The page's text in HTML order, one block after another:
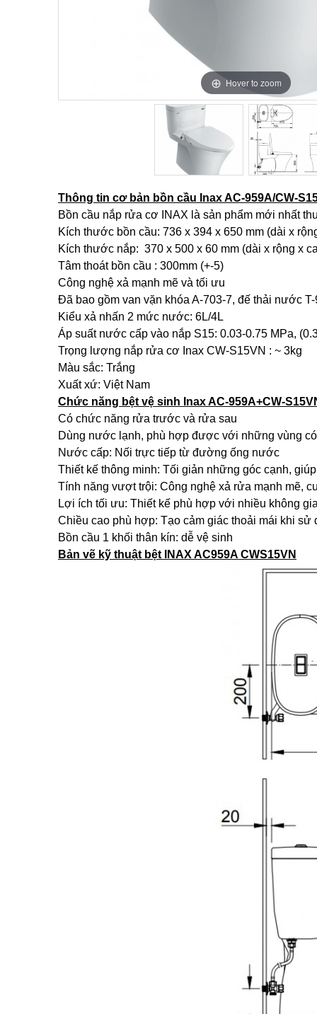
Hover to zoom
Hover to zoom
Thông tin cơ bản bồn cầu Inax AC-959A/CW-
Bồn cầu nắp rửa cơ INAX là sản phẩm mới nhất
Kích thước bồn cầu: 736 x 394 x 650 mm (dài x
Kích thước nắp: 370 x 500 x 60 mm (dài x rộng x
Tâm thoát bồn cầu : 300mm (+-5)
Công nghệ xả mạnh mẽ và tối ưu
Đã bao gồm van vặn khóa A-703-7, đế thải nước
Kiểu xả nhấn 2 mức nước: 6L/4L
Áp suất nước cấp vào nắp S15: 0.03-0.75 MPa,
Trọng lượng nắp rửa cơ Inax CW-S15VN : ~ 3kg
Màu sắc: Trắng
Xuất xứ: Việt Nam
Chức năng bệt vệ sinh Inax AC-959A+CW-
Có chức năng rửa trước và rửa sau
Dùng nước lạnh, phù hợp được với những vùng
Nước cấp: Nối trực tiếp từ đường ống nước
Thiết kế thông minh: Tối giản những góc cạnh,
Tính năng vượt trội: Công nghệ xả rửa mạnh mẽ,
Lợi ích tối ưu: Thiết kế phù hợp với nhiều không
Chiều cao phù hợp: Tạo cảm giác thoải mái khi sử
Bồn cầu 1 khối thân kín: dễ vệ sinh
Bản vẽ kỹ thuật bệt INAX AC959A CWS15VN